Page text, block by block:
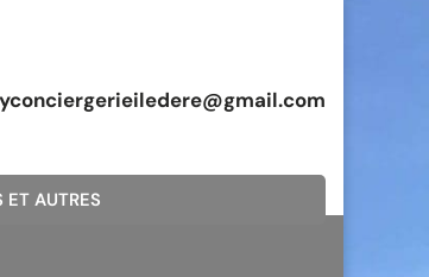
ET AUTRES